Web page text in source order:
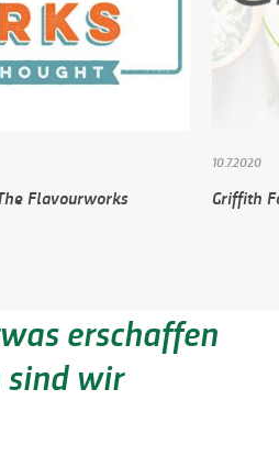
Flavourworks
10.7.2020
Griffith
erschaffen
sind wir